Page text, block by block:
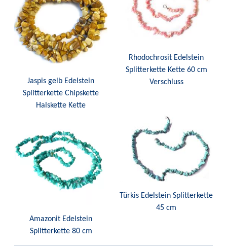
Jaspis gelb Edelstein
Splitterkette Chipskette
Halskette Kette
Rhodochrosit Edelstein
Splitterkette Kette 60 cm
Verschluss
Amazonit Edelstein
Splitterkette 80 cm
Türkis Edelstein Splitterkette
45 cm